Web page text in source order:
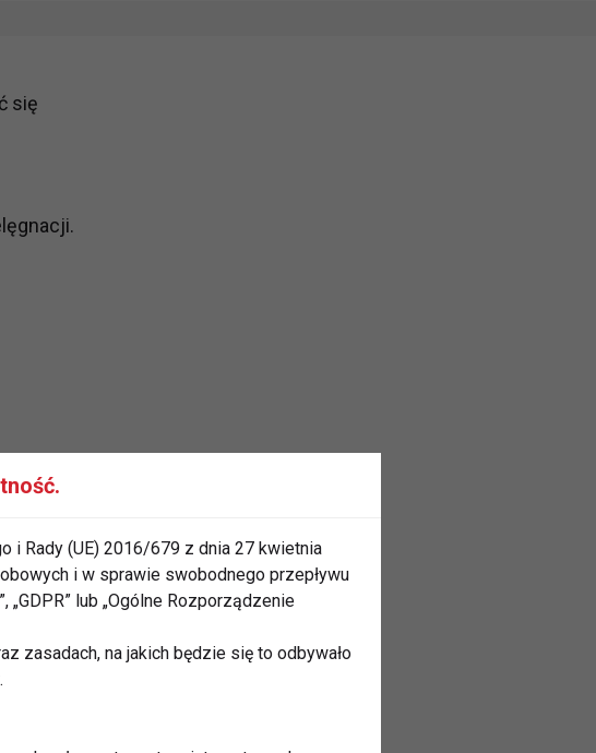
się
ciała z
Jak
i Rady (UE) 2016/679 z dnia 27 kwietnia
i w sprawie swobodnego przepływu
„GDPR” lub „Ogólne Rozporządzenie
zasadach, na jakich będzie się to odbywało